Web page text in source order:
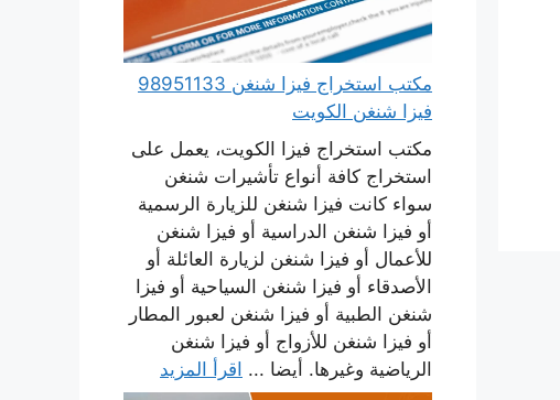
مكتب استخراج فيزا شنغن 98951133
فيزا شنغن الكويت
مكتب استخراج فيزا الكويت، يعمل على
استخراج كافة أنواع تأشيرات شنغن
سواء كانت فيزا شنغن للزيارة الرسمية
أو فيزا شنغن الدراسية أو فيزا شنغن
للأعمال أو فيزا شنغن لزيارة العائلة أو
الأصدقاء أو فيزا شنغن السياحية أو فيزا
شنغن الطبية أو فيزا شنغن لعبور المطار
أو فيزا شنغن للأزواج أو فيزا شنغن
الرياضية وغيرها. أيضا ... اقرأ المزيد